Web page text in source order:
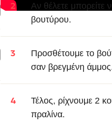
Αν θέλετε μπορείτε
βουτύρου.
Προσθέτουμε το
σαν βρεγμένη
Τέλος, ρίχνουμε 2
πραλίνα.